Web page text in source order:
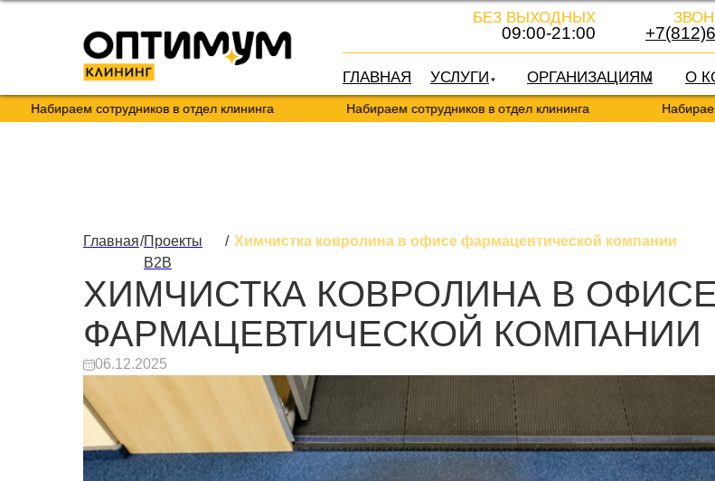
УСЛУГИ
ГЛАВНАЯ ОРГАНИЗАЦИЯМ О
БЕЗ ВЫХОДНЫХ
09:00-21:00
сотрудников в отдел клининга Набираем сотрудников в отдел клининга Набираем
Главная/Проекты
B2B
/ Химчистка ковролина в офисе фармацевтической компании
ХИМЧИСТКА КОВРОЛИНА В ОФИСЕ
ФАРМАЦЕВТИЧЕСКОЙ КОМПАНИИ
06.12.2025